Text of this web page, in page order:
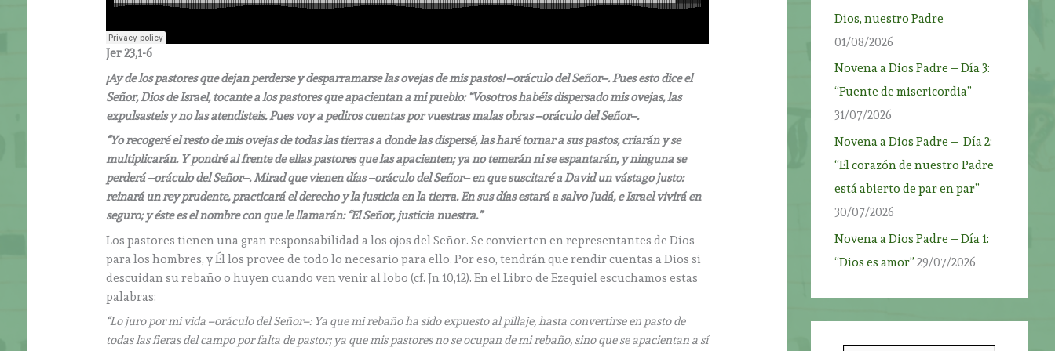
Jer 23,1-6
¡Ay de los pastores que dejan perderse y desparramarse las ovejas de mis pastos! –oráculo del Señor–. Pues esto dice el
Señor, Dios de Israel, tocante a los pastores que apacientan a mi pueblo: “Vosotros habéis dispersado mis ovejas, las
expulsasteis y no las atendisteis. Pues voy a pediros cuentas por vuestras malas obras –oráculo del Señor–.
“Yo recogeré el resto de mis ovejas de todas las tierras a donde las dispersé, las haré tornar a sus pastos, criarán y se
multiplicarán. Y pondré al frente de ellas pastores que las apacienten; ya no temerán ni se espantarán, y ninguna se
perderá –oráculo del Señor–. Mirad que vienen días –oráculo del Señor– en que suscitaré a David un vástago justo:
reinará un rey prudente, practicará el derecho y la justicia en la tierra. En sus días estará a salvo Judá, e Israel vivirá en
seguro; y éste es el nombre con que le llamarán: “El Señor, justicia nuestra.”
Los pastores tienen una gran responsabilidad a los ojos del Señor. Se convierten en representantes de Dios
para los hombres, y Él los provee de todo lo necesario para ello. Por eso, tendrán que rendir cuentas a Dios si
descuidan su rebaño o huyen cuando ven venir al lobo (cf. Jn 10,12). En el Libro de Ezequiel escuchamos estas
palabras:
“Lo juro por mi vida –oráculo del Señor–: Ya que mi rebaño ha sido expuesto al pillaje, hasta convertirse en pasto de
todas las fieras del campo por falta de pastor; ya que mis pastores no se ocupan de mi rebaño, sino que se apacientan a sí
Dios, nuestro Padre
01/08/2026
Novena a Dios Padre – Día 3:
“Fuente de misericordia”
31/07/2026
Novena a Dios Padre – Día 2:
“El corazón de nuestro Padre
está abierto de par en par”
30/07/2026
Novena a Dios Padre – Día 1:
“Dios es amor” 29/07/2026